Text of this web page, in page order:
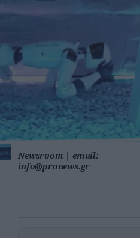
Newsroom | email:
info@pronews.gr